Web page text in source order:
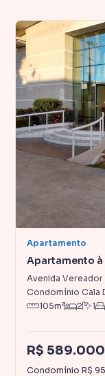
Apartamento
Apartamento à
Avenida
Condomínio Cala
105m² 2 1
R$
Condomínio R$